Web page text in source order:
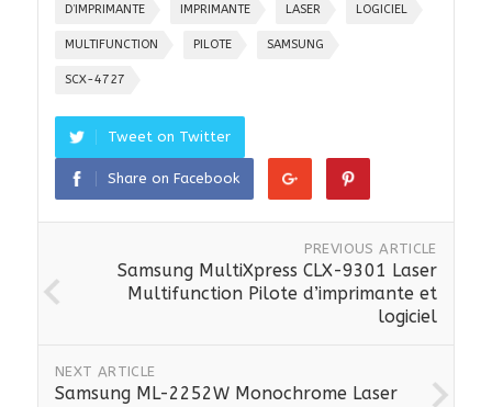
D’IMPRIMANTE IMPRIMANTE LASER LOGICIEL
MULTIFUNCTION PILOTE SAMSUNG
SCX-4727
Tweet on Twitter
Share on Facebook
PREVIOUS ARTICLE
Samsung MultiXpress CLX-9301 Laser
Multifunction Pilote d’imprimante et
logiciel
NEXT ARTICLE
Samsung ML-2252W Monochrome Laser